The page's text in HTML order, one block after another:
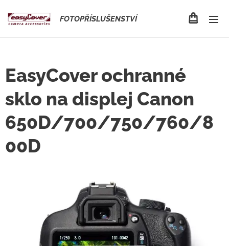
FOTOPŘÍSLUŠENSTVÍ
EasyCover ochranné
sklo na displej Canon
650D/700/750/760/8
00D